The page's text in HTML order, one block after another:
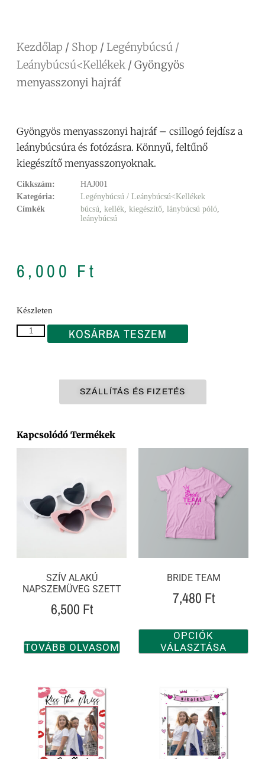
Kezdőlap / Shop / Legénybúcsú /
Leánybúcsú<Kellékek / Gyöngyös
menyasszonyi hajráf
Gyöngyös menyasszonyi hajráf – csillogó fejdísz a
leánybúcsúra és fotózásra. Könnyű, feltűnő
kiegészítő menyasszonyoknak.
Cikkszám:
HAJ001
Kategória:
Legénybúcsú / Leánybúcsú<Kellékek
Címkék
búcsú, kellék, kiegészítő, lánybúcsú póló,
leánybúcsú
6,000 Ft
Készleten
KOSÁRBA TESZEM
SZÁLLÍTÁS ÉS FIZETÉS
Kapcsolódó Termékek
SZÍV ALAKÚ
NAPSZEMÜVEG SZETT
6,500 Ft
TOVÁBB OLVASOM
BRIDE TEAM
7,480 Ft
OPCIÓK
VÁLASZTÁSA